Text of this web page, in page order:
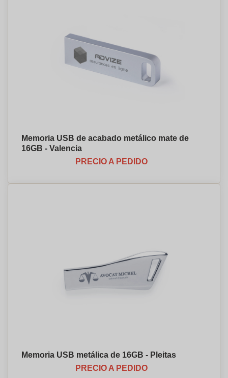
Memoria USB de acabado metálico mate de
16GB - Valencia
PRECIO A PEDIDO
Memoria USB metálica de 16GB - Pleitas
PRECIO A PEDIDO